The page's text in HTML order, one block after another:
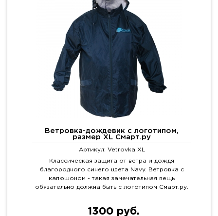
Ветровка-дождевик с логотипом,
размер XL Смарт.ру
Артикул: Vetrovka XL
Классическая защита от ветра и дождя
благородного синего цвета Navy. Ветровка с
капюшоном - такая замечательная вещь
обязательно должна быть с логотипом Смарт.ру.
1300 руб.